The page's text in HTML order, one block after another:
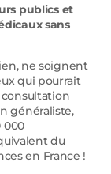
publics et
sans
ne soignent
qui pourrait
consultation
généraliste,
000
du
en France !